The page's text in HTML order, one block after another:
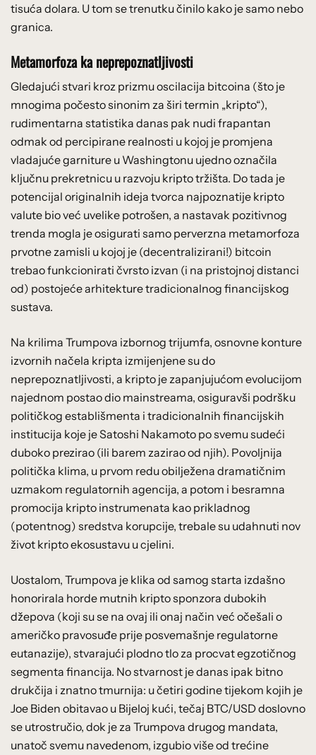
tisuća dolara. U tom se trenutku činilo kako je samo nebo
granica.
Metamorfoza ka neprepoznatljivosti
Gledajući stvari kroz prizmu oscilacija bitcoina (što je
mnogima počesto sinonim za širi termin „kripto“),
rudimentarna statistika danas pak nudi frapantan
odmak od percipirane realnosti u kojoj je promjena
vladajuće garniture u Washingtonu ujedno označila
ključnu prekretnicu u razvoju kripto tržišta. Do tada je
potencijal originalnih ideja tvorca najpoznatije kripto
valute bio već uvelike potrošen, a nastavak pozitivnog
trenda mogla je osigurati samo perverzna metamorfoza
prvotne zamisli u kojoj je (decentralizirani!) bitcoin
trebao funkcionirati čvrsto izvan (i na pristojnoj distanci
od) postojeće arhitekture tradicionalnog financijskog
sustava.
Na krilima Trumpova izbornog trijumfa, osnovne konture
izvornih načela kripta izmijenjene su do
neprepoznatljivosti, a kripto je zapanjujućom evolucijom
najednom postao dio mainstreama, osiguravši podršku
političkog establišmenta i tradicionalnih financijskih
institucija koje je Satoshi Nakamoto po svemu sudeći
duboko prezirao (ili barem zazirao od njih). Povoljnija
politička klima, u prvom redu obilježena dramatičnim
uzmakom regulatornih agencija, a potom i besramna
promocija kripto instrumenata kao prikladnog
(potentnog) sredstva korupcije, trebale su udahnuti nov
život kripto ekosustavu u cjelini.
Uostalom, Trumpova je klika od samog starta izdašno
honorirala horde mutnih kripto sponzora dubokih
džepova (koji su se na ovaj ili onaj način već očešali o
američko pravosuđe prije posvemašnje regulatorne
eutanazije), stvarajući plodno tlo za procvat egzotičnog
segmenta financija. No stvarnost je danas ipak bitno
drukčija i znatno tmurnija: u četiri godine tijekom kojih je
Joe Biden obitavao u Bijeloj kući, tečaj BTC/USD doslovno
se utrostručio, dok je za Trumpova drugog mandata,
unatoč svemu navedenom, izgubio više od trećine